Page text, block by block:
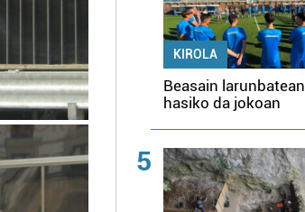
KIROLA
Beasain larunbatean
hasiko da jokoan
5